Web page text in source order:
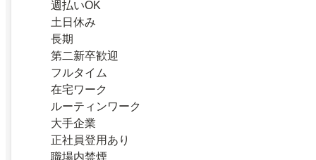
週払いOK
土日休み
長期
第二新卒歓迎
フルタイム
在宅ワーク
ルーティンワーク
大手企業
正社員登用あり
職場内禁煙